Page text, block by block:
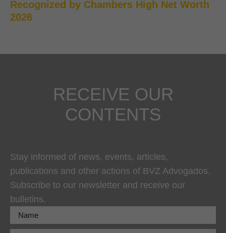
Recognized by Chambers High Net Worth
2026
RECEIVE OUR
CONTENTS
Stay informed of news, events, articles,
publications and other actions of BVZ Advogados.
Subscribe to our newsletter and receive our
bulletins.